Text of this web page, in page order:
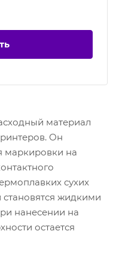
материал
Он
маркировки на
сухих
жидкими
нанесении на
остается